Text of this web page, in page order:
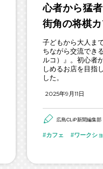
心者から猛
街角の将棋カ
子どもから大人ま
ちながら交流でき
ルコ）』。初心者
しめるお店を目指
した。
2025年9月11日
広島CLiP新聞編集部
カフェ ワークシ